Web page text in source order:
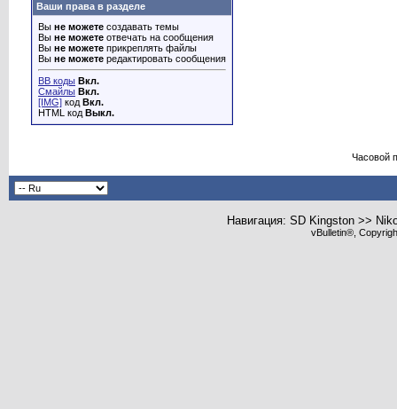
Ваши права в разделе
Вы не можете создавать темы
Вы не можете отвечать на сообщения
Вы не можете прикреплять файлы
Вы не можете редактировать сообщения
BB коды Вкл.
Смайлы Вкл.
[IMG] код Вкл.
HTML код Выкл.
Часовой
Навигация: SD Kingston >>
vBulletin®,